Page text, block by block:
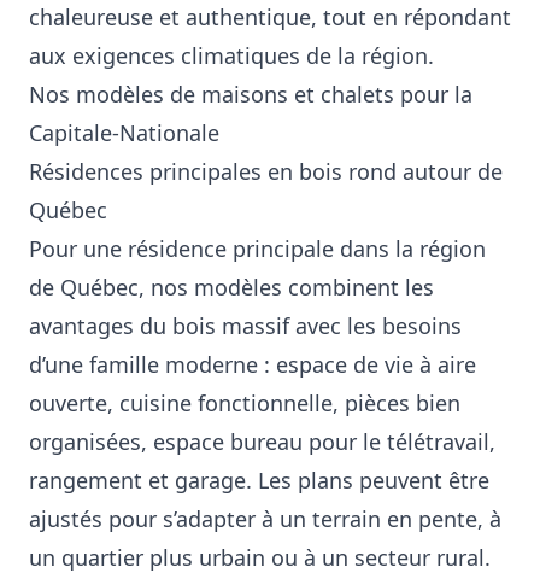
chaleureuse et authentique, tout en répondant
aux exigences climatiques de la région.
Nos modèles de maisons et chalets pour la
Capitale-Nationale
Résidences principales en bois rond autour de
Québec
Pour une résidence principale dans la région
de Québec, nos modèles combinent les
avantages du bois massif avec les besoins
d’une famille moderne : espace de vie à aire
ouverte, cuisine fonctionnelle, pièces bien
organisées, espace bureau pour le télétravail,
rangement et garage. Les plans peuvent être
ajustés pour s’adapter à un terrain en pente, à
un quartier plus urbain ou à un secteur rural.